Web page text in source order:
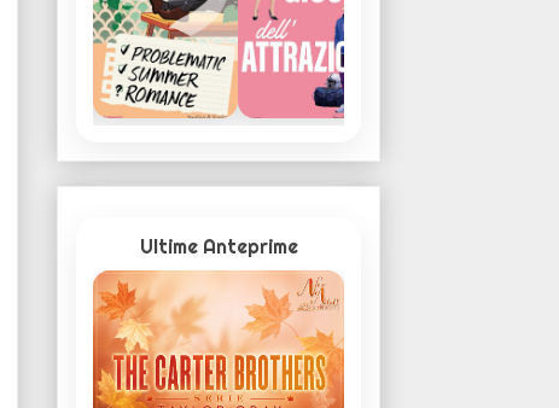
Ultime Anteprime